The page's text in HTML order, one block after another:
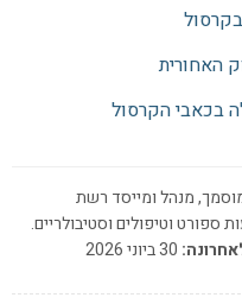
האחורית
בכאבי הקרסול
מנהל ומייסד רשת
ספורט וטיפולים וסטיבולריים.